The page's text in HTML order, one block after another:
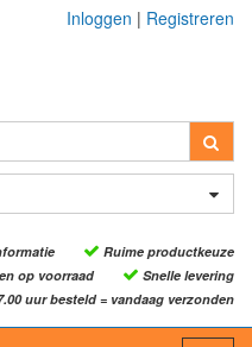
Inloggen | Registreren
Ruime productkeuze
op voorraad
Snelle levering
uur besteld = vandaag verzonden